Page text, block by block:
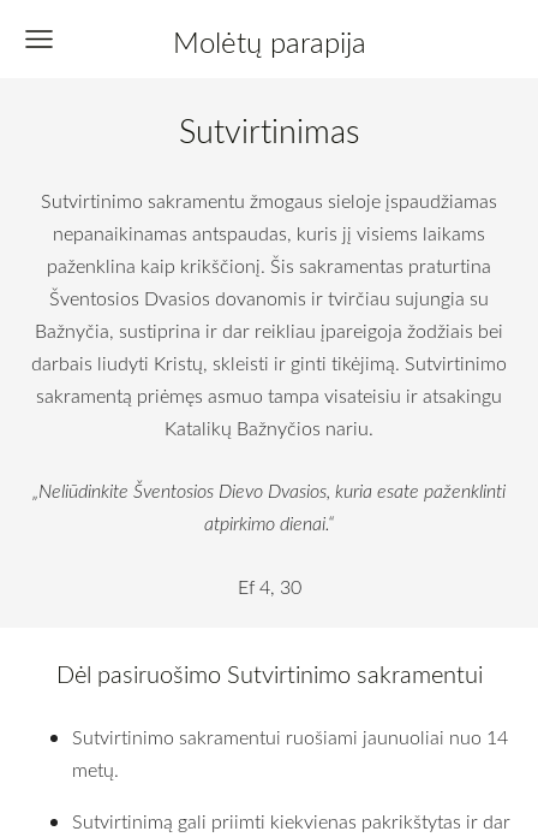
Molėtų parapija
Sutvirtinimas
Sutvirtinimo sakramentu žmogaus sieloje įspaudžiamas
nepanaikinamas antspaudas, kuris jį visiems laikams
paženklina kaip krikščionį. Šis sakramentas praturtina
Šventosios Dvasios dovanomis ir tvirčiau sujungia su
Bažnyčia, sustiprina ir dar reikliau įpareigoja žodžiais bei
darbais liudyti Kristų, skleisti ir ginti tikėjimą. Sutvirtinimo
sakramentą priėmęs asmuo tampa visateisiu ir atsakingu
Katalikų Bažnyčios nariu.
„Neliūdinkite Šventosios Dievo Dvasios, kuria esate paženklinti
atpirkimo dienai.“
Ef 4, 30
Dėl pasiruošimo Sutvirtinimo sakramentui
Sutvirtinimo sakramentui ruošiami jaunuoliai nuo 14
metų.
Sutvirtinimą gali priimti kiekvienas pakrikštytas ir dar